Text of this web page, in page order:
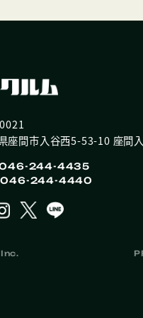
座間市入谷西5-53-10 座間
244-4435
244-4440